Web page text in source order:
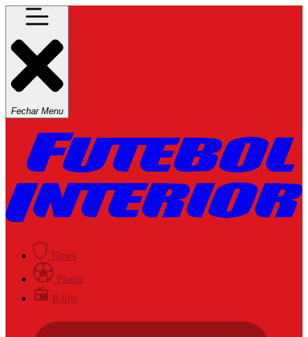
Fechar Menu
Times
Placar
Rádio